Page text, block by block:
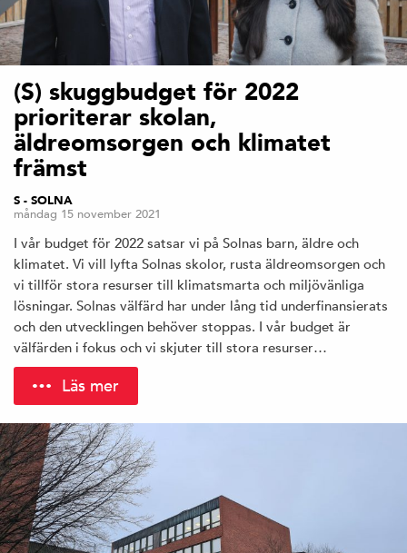
(S) skuggbudget för 2022
prioriterar skolan,
äldreomsorgen och klimatet
främst
S - SOLNA
måndag 15 november 2021
I vår budget för 2022 satsar vi på Solnas barn, äldre och
klimatet. Vi vill lyfta Solnas skolor, rusta äldreomsorgen och
vi tillför stora resurser till klimatsmarta och miljövänliga
lösningar. Solnas välfärd har under lång tid underfinansierats
och den utvecklingen behöver stoppas. I vår budget är
välfärden i fokus och vi skjuter till stora resurser…
Läs mer